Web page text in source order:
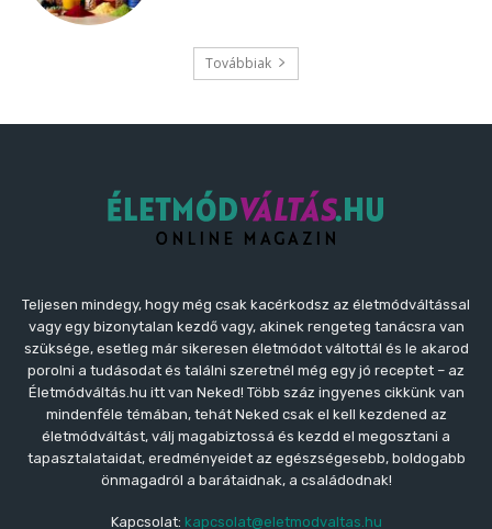
Továbbiak
Teljesen mindegy, hogy még csak kacérkodsz az életmódváltással
vagy egy bizonytalan kezdő vagy, akinek rengeteg tanácsra van
szüksége, esetleg már sikeresen életmódot váltottál és le akarod
porolni a tudásodat és találni szeretnél még egy jó receptet – az
Életmódváltás.hu itt van Neked! Több száz ingyenes cikkünk van
mindenféle témában, tehát Neked csak el kell kezdened az
életmódváltást, válj magabiztossá és kezdd el megosztani a
tapasztalataidat, eredményeidet az egészségesebb, boldogabb
önmagadról a barátaidnak, a családodnak!
Kapcsolat: kapcsolat@eletmodvaltas.hu